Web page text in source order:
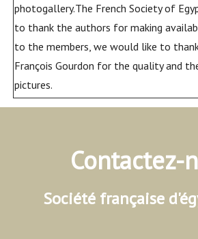
photogallery.The French Society of
to thank the authors for making
to the members, we would like to
François Gourdon for the quality and
pictures.
Contactez-
Société française